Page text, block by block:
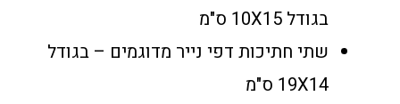
בגודל 10X15 ס"מ
שתי חתיכות דפי נייר מדוגמים – בגודל
19X14 ס"מ